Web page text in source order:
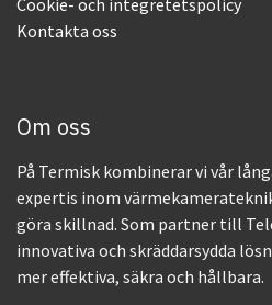
Kontakta oss
Om oss
På Termisk kombinerar vi vår
expertis inom
göra skillnad. Som partner till
innovativa och skräddarsydda
mer effektiva, säkra och hållbara.